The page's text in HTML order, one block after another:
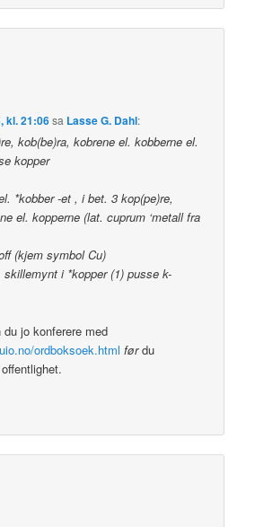
kl. 21:06sa Lasse G. Dahl:
kob(be)ra, kobrene el. kobberne el.
kopper
*kobber -et , i bet. 3 kop(pe)re,
el. kopperne (lat. cuprum ‘metall fra
(kjem symbol Cu)
skillemynt i *kopper (1) pusse k-
jo konferere med
ordboksoek.html førdu